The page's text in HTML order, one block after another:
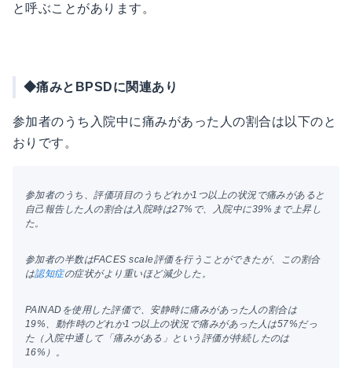
と呼ぶことがあります。
◆痛みとBPSDに関連あり
参加者のうち入院中に痛みがあった人の割合は以下のと
おりです。
参加者のうち、評価項目のうちどれか1つ以上の状況で痛みがあると
自己報告した人の割合は入院時は27%で、入院中に39%まで上昇し
た。
参加者の半数はFACES scale評価を行うことができたが、この割合
は認知症の症状がより重いほど減少した。
PAINADを使用した評価で、安静時に痛みがあった人の割合は
19%、動作時のどれか1つ以上の状況で痛みがあった人は57%だっ
た（入院中通して「痛みがある」という評価が持続したのは
16%）。